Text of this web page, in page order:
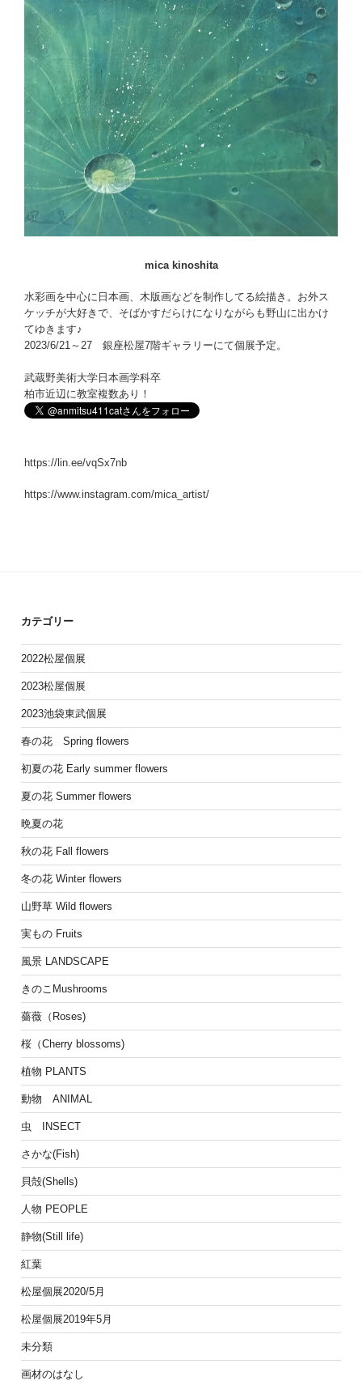
mica kinoshita
水彩画を中心に日本画、木版画などを制作してる絵描き。お外ス
ケッチが大好きで、そばかすだらけになりながらも野山に出かけ
てゆきます♪
2023/6/21～27 銀座松屋7階ギャラリーにて個展予定。
武蔵野美術大学日本画学科卒
柏市近辺に教室複数あり！
https://lin.ee/vqSx7nb
https://www.instagram.com/mica_artist/
カテゴリー
2022松屋個展
2023松屋個展
2023池袋東武個展
春の花 Spring flowers
初夏の花 Early summer flowers
夏の花 Summer flowers
晩夏の花
秋の花 Fall flowers
冬の花 Winter flowers
山野草 Wild flowers
実もの Fruits
風景 LANDSCAPE
きのこMushrooms
薔薇（Roses)
桜（Cherry blossoms)
植物 PLANTS
動物 ANIMAL
虫 INSECT
さかな(Fish)
貝殻(Shells)
人物 PEOPLE
静物(Still life)
紅葉
松屋個展2020/5月
松屋個展2019年5月
未分類
画材のはなし